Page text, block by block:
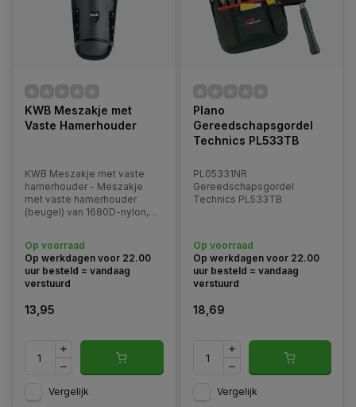
KWB Meszakje met
Vaste Hamerhouder
KWB Meszakje met vaste
hamerhouder - Meszakje
met vaste hamerhouder
(beugel) van 1680D-nylon,
gelakte metalen beugel om
een lathamer of andere
hamer aan de riem op te
hangen.
Op voorraad
Op werkdagen voor 22.00
uur besteld = vandaag
verstuurd
13,95
Vergelijk
Plano
Gereedschapsgordel
Technics PL533TB
PL05331NR
Gereedschapsgordel
Technics PL533TB
Op voorraad
Op werkdagen voor 22.00
uur besteld = vandaag
verstuurd
18,69
Vergelijk